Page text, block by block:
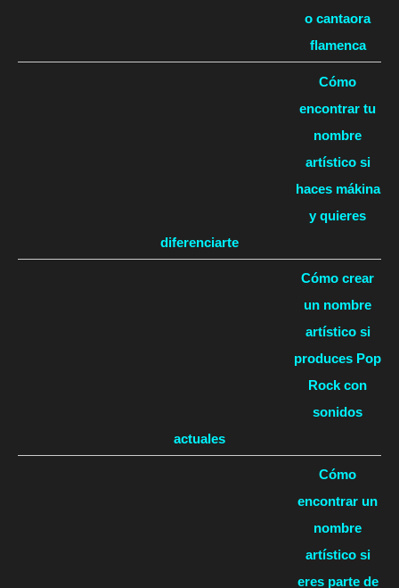
o cantaora
flamenca
Cómo
encontrar tu
nombre
artístico si
haces mákina
y quieres
diferenciarte
Cómo crear
un nombre
artístico si
produces Pop
Rock con
sonidos
actuales
Cómo
encontrar un
nombre
artístico si
eres parte de